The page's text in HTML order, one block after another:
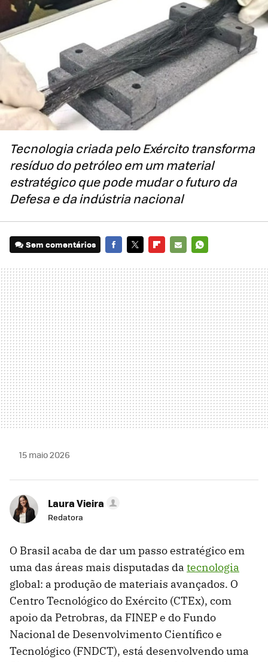
Tecnologia criada pelo Exército transforma
resíduo do petróleo em um material
estratégico que pode mudar o futuro da
Defesa e da indústria nacional
Sem comentários
MAIL
15 maio 2026
Laura Vieira
Redatora
O Brasil acaba de dar um passo estratégico em
uma das áreas mais disputadas da tecnologia
global: a produção de materiais avançados. O
Centro Tecnológico do Exército (CTEx), com
apoio da Petrobras, da FINEP e do Fundo
Nacional de Desenvolvimento Científico e
Tecnológico (FNDCT), está desenvolvendo uma